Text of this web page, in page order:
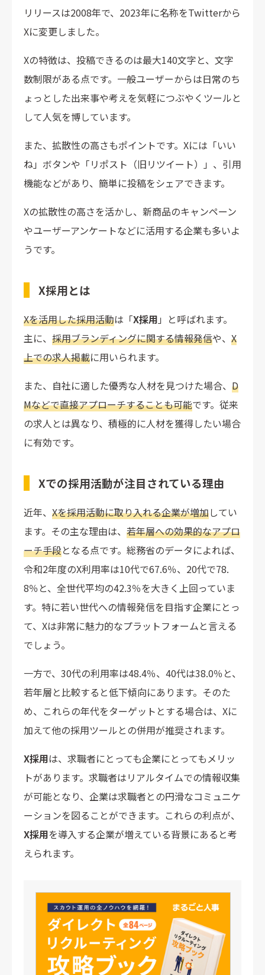
リリースは2008年で、2023年に名称をTwitterから
Xに変更しました。
Xの特徴は、投稿できるのは最大140文字と、文字
数制限がある点です。一般ユーザーからは日常のち
ょっとした出来事や考えを気軽につぶやくツールと
して人気を博しています。
また、拡散性の高さもポイントです。Xには「いい
ね」ボタンや「リポスト（旧リツイート）」、引用
機能などがあり、簡単に投稿をシェアできます。
Xの拡散性の高さを活かし、新商品のキャンペーン
やユーザーアンケートなどに活用する企業も多いよ
うです。
X採用とは
Xを活用した採用活動は「X採用 」と呼ばれます。
主に、 採用ブランディングに関する情報発信や、 X
上での求人掲載に用いられます。
また、自社に適した優秀な人材を見つけた場合、 D
Mなどで直接アプローチすることも可能です。従来
の求人とは異なり、積極的に人材を獲得したい場合
に有効です。
Xでの採用活動が注目されている理由
近年、 Xを採用活動に取り入れる企業が増加してい
ます。その主な理由は、 若年層への効果的なアプロ
ーチ手段となる点です。総務省のデータによれば、
令和2年度のX利用率は10代で67.6％、20代で78.
8％と、全世代平均の42.3％を大きく上回っていま
す。特に若い世代への情報発信を目指す企業にとっ
て、Xは非常に魅力的なプラットフォームと言える
でしょう。
一方で、30代の利用率は48.4％、40代は38.0％と、
若年層と比較すると低下傾向にあります。そのた
め、これらの年代をターゲットとする場合は、Xに
加えて他の採用ツールとの併用が推奨されます。
X採用は、求職者にとっても企業にとってもメリッ
トがあります。求職者はリアルタイムでの情報収集
が可能となり、企業は求職者との円滑なコミュニケ
ーションを図ることができます。これらの利点が、
X採用を導入する企業が増えている背景にあると考
えられます。